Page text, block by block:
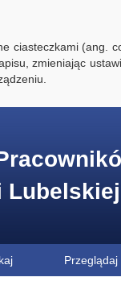
ciasteczkami (ang.
zmieniając
Lubelskiej
Przeglądaj